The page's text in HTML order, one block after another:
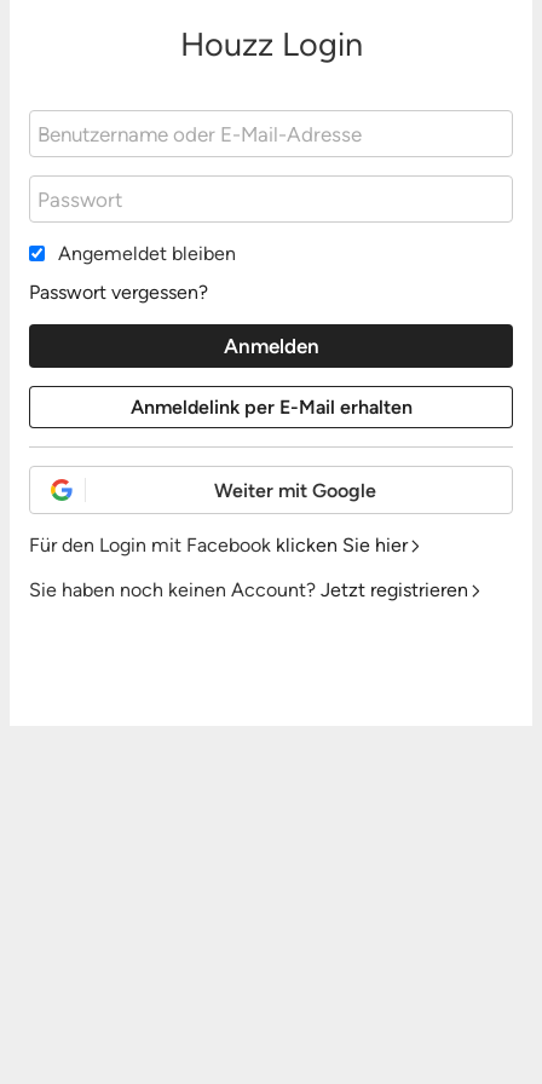
Houzz Login
Angemeldet bleiben
Passwort vergessen?
Weiter mit Google
Für den Login mit Facebook klicken Sie hier
Sie haben noch keinen Account? Jetzt registrieren